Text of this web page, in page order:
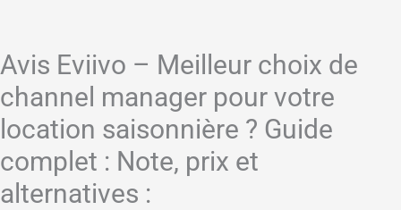
Avis Eviivo – Meilleur choix de
channel manager pour votre
location saisonnière ? Guide
complet : Note, prix et
alternatives :